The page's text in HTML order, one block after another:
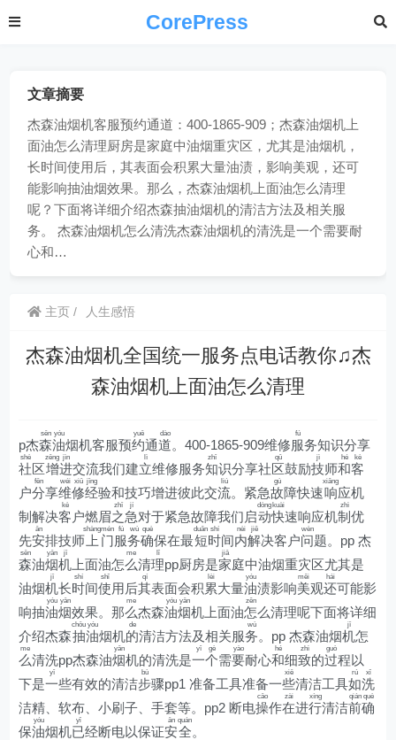
CorePress
文章摘要
杰森油烟机客服预约通道：400-1865-909；杰森油烟机上
面油怎么清理厨房是家庭中油烟重灾区，尤其是油烟机，
长时间使用后，其表面会积累大量油渍，影响美观，还可
能影响抽油烟效果。那么，杰森油烟机上面油怎么清理
呢？下面将详细介绍杰森抽油烟机的清洁方法及相关服
务。 杰森油烟机怎么清洗杰森油烟机的清洗是一个需要耐
心和…
主页 人生感悟
杰森油烟机全国统一服务点电话教你♫杰
森油烟机上面油怎么清理
p杰森
sēn
油
yóu
烟机客服预约
yuē
通道
dào
。400-1865-909维修服
fú
务知识分享
社
shè
区增
zēng
进
jìn
交流我们建立
lì
维修服务知
zhī
识分享社区
qū
鼓励技
jì
师和
hé
客
kè
户分
fēn
享维
wéi
修
xiū
经
jīng
验和技巧增进彼此交流
liú
。紧急故
gù
障快速响
xiǎng
应机
制解决客
kè
户燃眉之
zhī
急
jí
对于紧急故障我们启动
dòng
快
kuài
速响应机制
zhì
优
先安
ān
排技师 上
shàng
门
mén
服
fú
务
wù
确
què
保在最短
duǎn
时
shí
间内
nèi
解
jiě
决客户问
wèn
题。pp 杰
森
sēn
油烟
yān
机
jī
上面油怎么
me
清理
lǐ
pp厨房是家
jiā
庭中油烟重灾区尤其是
油烟机
jī
长时
shí
间使
shǐ
用后其
qí
表面会积累
lèi
大量油
yóu
渍影响美
měi
观还
hái
可能影
响抽油
yóu
烟
yān
效果。那么
me
杰森油
yóu
烟
yān
机上面油怎
zěn
么清理呢下面将详细
介绍杰森抽
chōu
油
yóu
烟机的
de
清洁方法及相关服务
wù
。pp 杰森油烟机
jī
怎
么
me
清洗pp杰森油烟
yān
机的清洗是一
yī
个
gè
需要
yào
耐心和
hé
细致
zhì
的过
guò
程以
下是一
yī
些有效的清洁步
bù
骤pp1 准备工具准备一些
xiē
清洁工具如
rú
洗
xǐ
洁精、软布、小刷子、手套等。pp2 断电操
cāo
作在
zài
进行
xíng
清洁前
qián
确
què
保油
yóu
烟机已
yǐ
经断电以保证安
ān
全
quán
。